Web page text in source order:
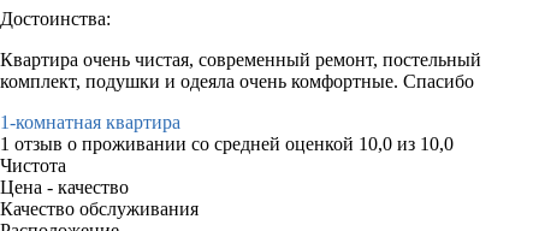
Достоинства:
Квартира очень чистая, современный ремонт, постельный
комплект, подушки и одеяла очень комфортные. Спасибо
1-комнатная квартира
1 отзыв о проживании со средней оценкой 10,0 из 10,0
Чистота
Цена - качество
Качество обслуживания